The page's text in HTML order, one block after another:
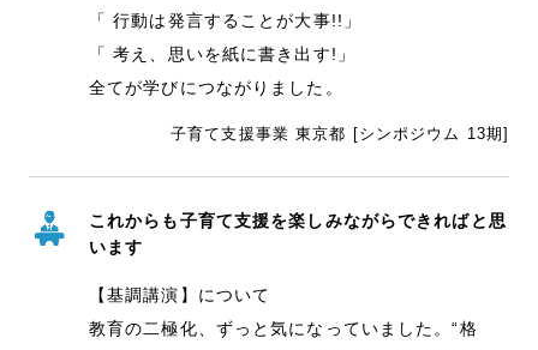
「 行動は発言することが大事!!」
「 考え、思いを紙に書き出す!」
全てが学びにつながりました。
子育て支援事業 東京都 [シンポジウム 13期]
これからも子育て支援を楽しみながらできればと思
います
【基調講演】について
教育の二極化、ずっと気になっていました。“格